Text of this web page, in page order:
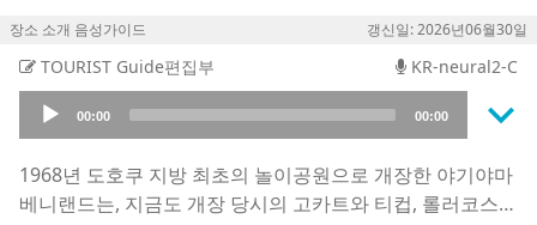
장소 소개 음성가이드 갱신일: 2026년06월30일
TOURIST Guide편집부 KR-neural2-C
Audio
Player
00:00 00:00 keyboard_arrow_down
1968년 도호쿠 지방 최초의 놀이공원으로 개장한 야기야마
베니랜드는, 지금도 개장 당시의 고카트와 티컵, 롤러코스터